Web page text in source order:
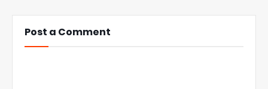
Post a Comment